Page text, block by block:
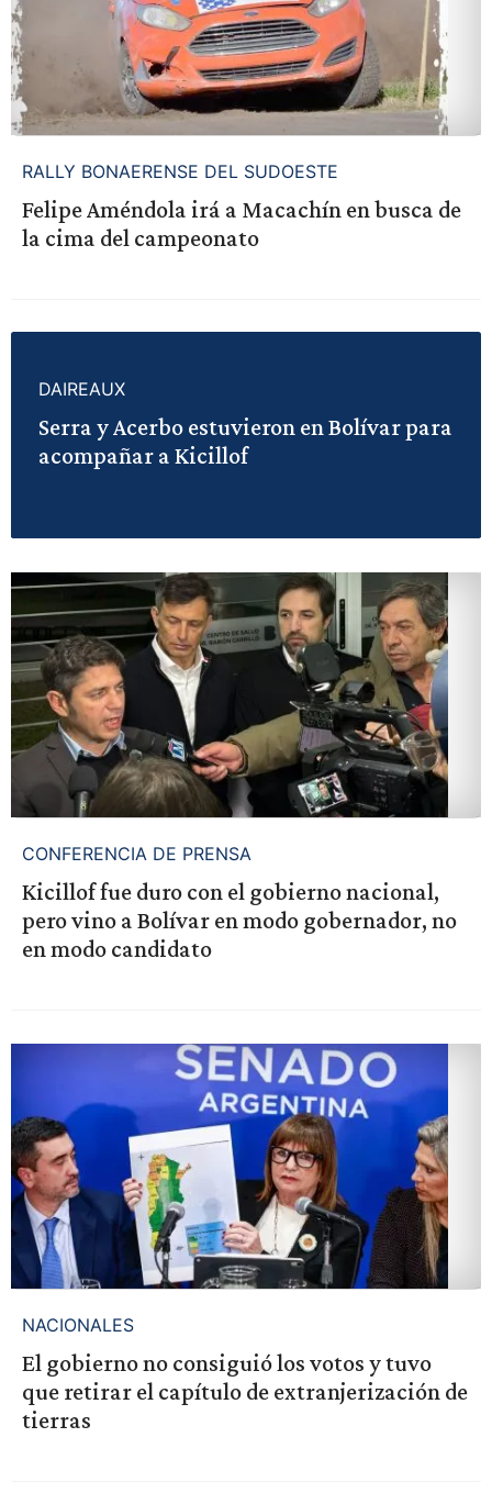
RALLY BONAERENSE DEL SUDOESTE
Felipe Améndola irá a Macachín en busca de
la cima del campeonato
DAIREAUX
Serra y Acerbo estuvieron en Bolívar para
acompañar a Kicillof
CONFERENCIA DE PRENSA
Kicillof fue duro con el gobierno nacional,
pero vino a Bolívar en modo gobernador, no
en modo candidato
NACIONALES
El gobierno no consiguió los votos y tuvo
que retirar el capítulo de extranjerización de
tierras